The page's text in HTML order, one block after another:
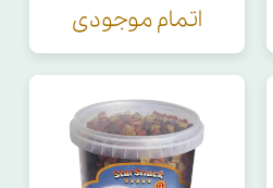
اتمام موجودی